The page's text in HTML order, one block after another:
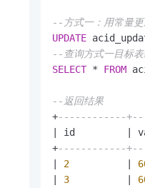
--方式一：用常量更
UPDATE
--查询方式一目标表
SELECT * FROM
--返回结果
+------------
id
+------------
2
3